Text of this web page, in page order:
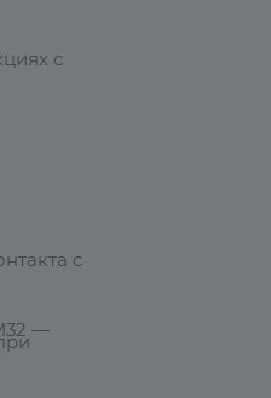
с
с
—